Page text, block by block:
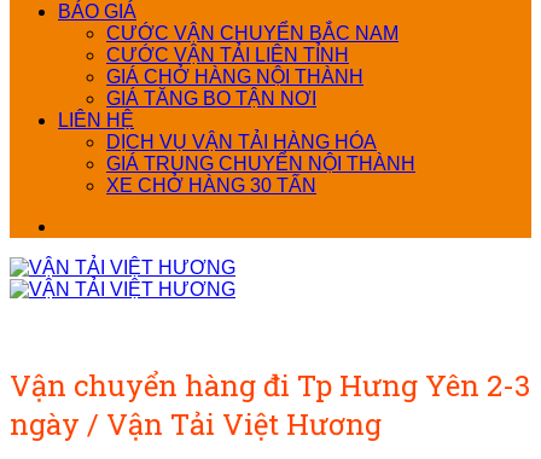
BÁO GIÁ
CƯỚC VẬN CHUYỂN BẮC NAM
CƯỚC VẬN TẢI LIÊN TỈNH
GIÁ CHỞ HÀNG NỘI THÀNH
GIÁ TĂNG BO TẬN NƠI
LIÊN HỆ
DỊCH VỤ VẬN TẢI HÀNG HÓA
GIÁ TRUNG CHUYỂN NỘI THÀNH
XE CHỞ HÀNG 30 TẤN
Vận chuyển hàng đi Tp Hưng Yên 2-3
ngày / Vận Tải Việt Hương